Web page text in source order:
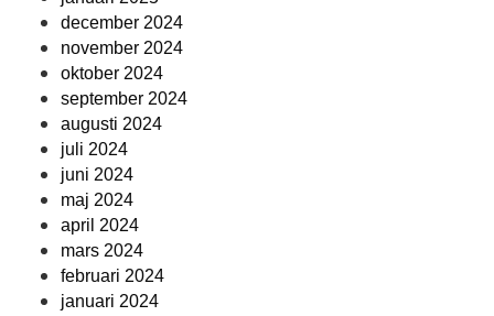
december 2024
november 2024
oktober 2024
september 2024
augusti 2024
juli 2024
juni 2024
maj 2024
april 2024
mars 2024
februari 2024
januari 2024